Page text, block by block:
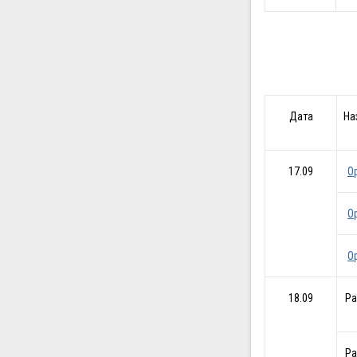
Дата
17.09
18.09